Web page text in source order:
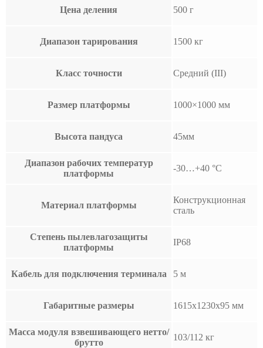
Цена деления 500 г
Диапазон тарирования 1500 кг
Класс точности Средний (III)
Размер платформы 1000×1000 мм
Высота пандуса 45мм
Диапазон рабочих температур
платформы
-30…+40 °С
Материал платформы
Конструкционная
сталь
Степень пылевлагозащиты
платформы
IP68
Кабель для подключения терминала 5 м
Габаритные размеры 1615х1230х95 мм
Масса модуля взвешивающего нетто/
брутто
103/112 кг